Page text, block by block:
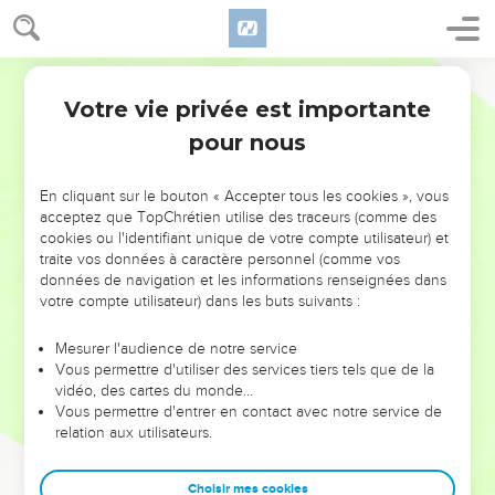
NE MANQUEZ PAS L’ÉVÉNEMENT
DE L’ANNÉE !
ET SI LEURS ERREURS POUVAIENT VOUS ÉVITER LES
VOTRES ?
leur foi ou leur vision. Mais on voit moins les doutes, les erreurs
et les saisons difficiles qu'ils ont traversés, alors même que ce
sont elles qui les ont façonnés.
Dans cette conférence, leaders, entrepreneurs, et responsables
clés pour avancer avec plus de sagesse afin que leurs erreurs
Votre vie privée est importante
pour nous
En cliquant sur le bouton « Accepter tous les cookies », vous
acceptez que TopChrétien utilise des traceurs (comme des
cookies ou l'identifiant unique de votre compte utilisateur) et
traite vos données à caractère personnel (comme vos
données de navigation et les informations renseignées dans
votre compte utilisateur) dans les buts suivants :
Mesurer l'audience de notre service
Vous permettre d'utiliser des services tiers tels que de la
vidéo, des cartes du monde…
Vous permettre d'entrer en contact avec notre service de
relation aux utilisateurs.
Choisir mes cookies